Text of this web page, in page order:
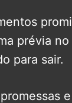
prévia
para sair.